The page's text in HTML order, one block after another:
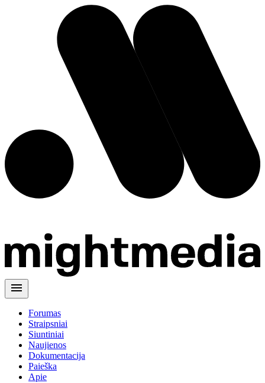
menu
Forumas
Straipsniai
Siuntiniai
Naujienos
Dokumentacija
Paieška
Apie